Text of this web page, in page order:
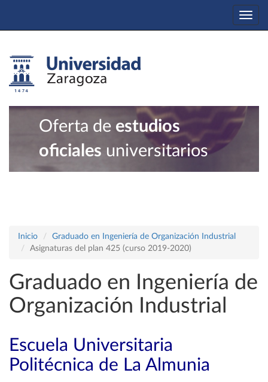
Oferta de estudios
oficiales universitarios
Inicio
Graduado en Ingeniería de Organización Industrial
Asignaturas del plan 425 (curso 2019-2020)
Graduado en Ingeniería de
Organización Industrial
Escuela Universitaria
Politécnica de La Almunia